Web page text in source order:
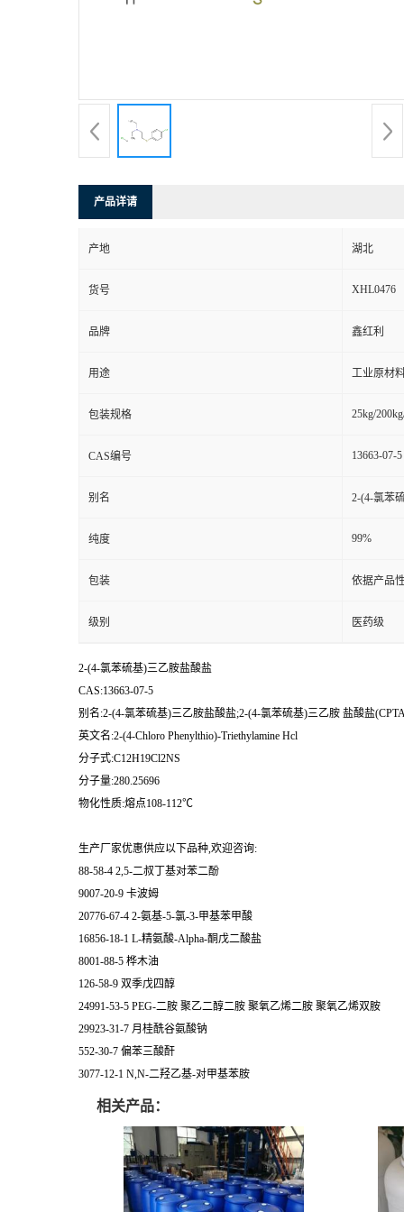
产品详请
产地 湖北
货号 XHL0476
品牌 鑫红利
用途 工业原材
包装规格 25kg/
CAS编号 13663-07-5
别名 2-(4-氯苯
纯度 99%
包装 依据产品
级别 医药级
2-(4-氯苯硫基)三乙胺盐酸盐
CAS:13663-07-5
别名:2-(4-氯苯硫基)三乙胺盐酸盐;2-(4-氯苯硫基)三乙胺 盐酸盐
英文名:2-(4-Chloro Phenylthio)-Triethylamine Hcl
分子式:C12H19Cl2NS
分子量:280.25696
物化性质:熔点108-112℃
生产厂家优惠供应以下品种,欢迎咨询:
88-58-4 2,5-二叔丁基对苯二酚
9007-20-9 卡波姆
20776-67-4 2-氨基-5-氯-3-甲基苯甲酸
16856-18-1 L-精氨酸-Alpha-酮戊二酸盐
8001-88-5 桦木油
126-58-9 双季戊四醇
24991-53-5 PEG-二胺 聚乙二醇二胺 聚氧乙烯二胺 聚氧乙烯双胺
29923-31-7 月桂酰谷氨酸钠
552-30-7 偏苯三酸酐
3077-12-1 N,N-二羟乙基-对甲基苯胺
相关产品：